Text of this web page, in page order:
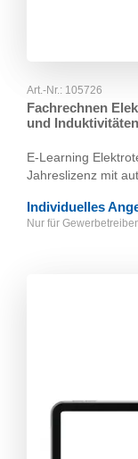
Art.-Nr.: 105726
Fachrechnen
und Induktivitäten
E-Learning
Jahreslizenz mit
Individuelles
Nur für